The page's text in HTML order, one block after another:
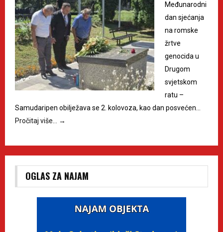
Međunarodni
dan sjećanja
na romske
žrtve
genocida u
Drugom
svjetskom
ratu –
Samudaripen obilježava se 2. kolovoza, kao dan posvećen…
Pročitaj više…
→
OGLAS ZA NAJAM